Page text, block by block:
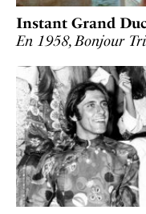
Instant Grand
En 1958, Bonjour